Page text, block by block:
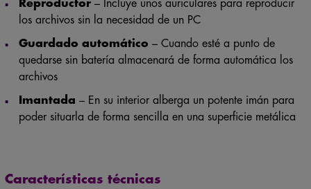
Reproductor– Incluye unos auriculares para reproducir
los archivos sin la necesidad de un PC
Guardado automático – Cuando esté a punto de
quedarse sin batería almacenará de forma automática los
archivos
Imantada – En su interior alberga un potente imán para
poder situarla de forma sencilla en una superficie metálica
Características técnicas